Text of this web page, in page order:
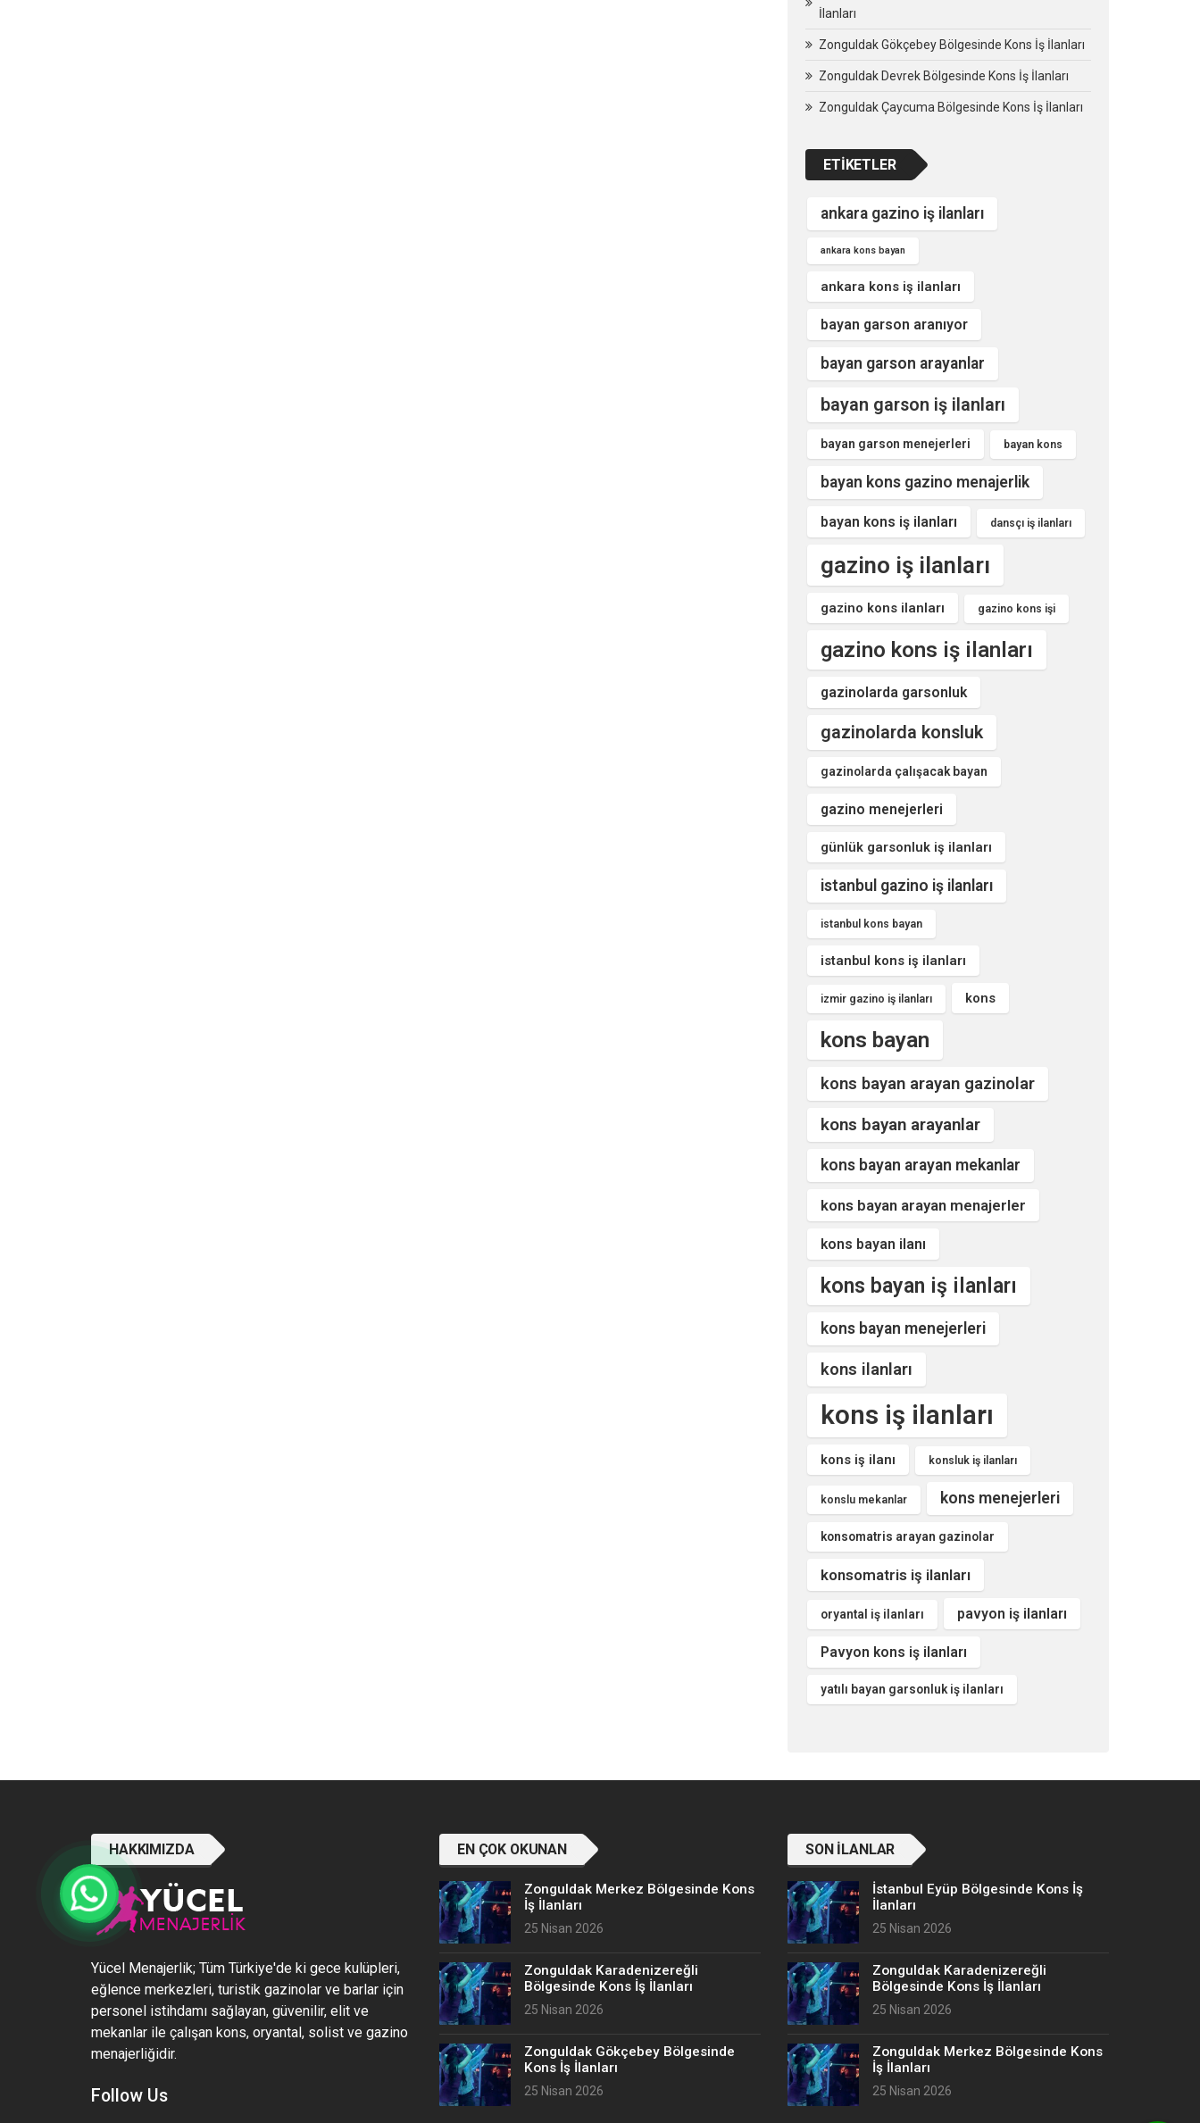
İlanları
Zonguldak Gökçebey Bölgesinde Kons İş İlanları
Zonguldak Devrek Bölgesinde Kons İş İlanları
Zonguldak Çaycuma Bölgesinde Kons İş İlanları
ETIKETLER
ankara gazino iş ilanları
ankara kons bayan
ankara kons iş ilanları
bayan garson aranıyor
bayan garson arayanlar
bayan garson iş ilanları
bayan garson menejerleri bayan kons
bayan kons gazino menajerlik
bayan kons iş ilanları dansçı iş ilanları
gazino iş ilanları
gazino kons ilanları gazino kons işi
gazino kons iş ilanları
gazinolarda garsonluk
gazinolarda konsluk
gazinolarda çalışacak bayan
gazino menejerleri
günlük garsonluk iş ilanları
istanbul gazino iş ilanları
istanbul kons bayan
istanbul kons iş ilanları
izmir gazino iş ilanları kons
kons bayan
kons bayan arayan gazinolar
kons bayan arayanlar
kons bayan arayan mekanlar
kons bayan arayan menajerler
kons bayan ilanı
kons bayan iş ilanları
kons bayan menejerleri
kons ilanları
kons iş ilanları
kons iş ilanı konsluk iş ilanları
konslu mekanlar kons menejerleri
konsomatris arayan gazinolar
konsomatris iş ilanları
oryantal iş ilanları pavyon iş ilanları
Pavyon kons iş ilanları
yatılı bayan garsonluk iş ilanları
HAKKIMIZDA
Yücel Menajerlik; Tüm Türkiye'de ki gece kulüpleri,
eğlence merkezleri, turistik gazinolar ve barlar için
personel istihdamı sağlayan, güvenilir, elit ve
mekanlar ile çalışan kons, oryantal, solist ve gazino
menajerliğidir.
Follow Us
EN ÇOK OKUNAN
Zonguldak Merkez Bölgesinde Kons
İş İlanları
25 Nisan 2026
Zonguldak Karadenizereğli
Bölgesinde Kons İş İlanları
25 Nisan 2026
Zonguldak Gökçebey Bölgesinde
Kons İş İlanları
25 Nisan 2026
SON İLANLAR
İstanbul Eyüp Bölgesinde Kons İş
İlanları
25 Nisan 2026
Zonguldak Karadenizereğli
Bölgesinde Kons İş İlanları
25 Nisan 2026
Zonguldak Merkez Bölgesinde Kons
İş İlanları
25 Nisan 2026